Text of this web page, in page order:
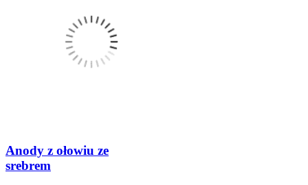
Anody z ołowiu ze
srebrem